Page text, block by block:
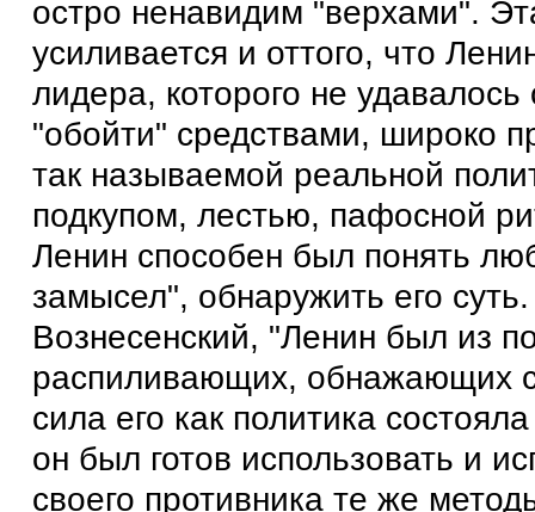
остро ненавидим "верхами".
усиливается и оттого, что
лидера, которого не
"обойти" средствами, широко
так называемой реальной
подкупом, лестью, пафосной
Ленин способен был понять
замысел", обнаружить его
Вознесенский, "Ленин был из
распиливающих, обнажающих
сила его как политика
он был готов использовать и
своего противника те же